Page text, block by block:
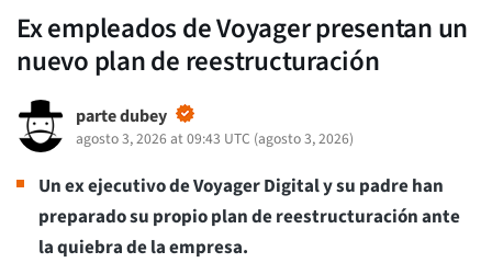
Ex empleados de Voyager presentan un
nuevo plan de reestructuración
parte dubey
agosto 3, 2026 at 09:43 UTC (agosto 3, 2026)
Un ex ejecutivo de Voyager Digital y su padre han
preparado su propio plan de reestructuración ante
la quiebra de la empresa.